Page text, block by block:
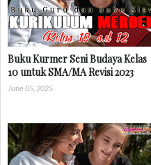
Buku Kurmer Seni Budaya Kelas
10 untuk SMA/MA Revisi 2023
June 05, 2025